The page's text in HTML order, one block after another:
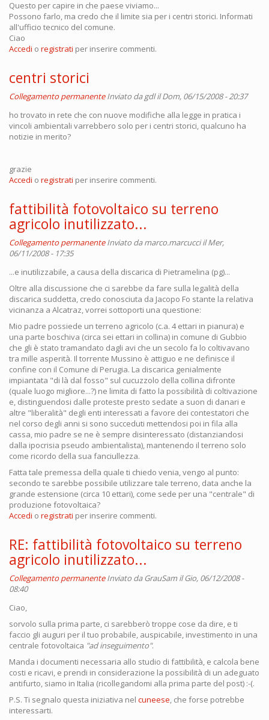
Questo per capire in che paese viviamo...
Possono farlo, ma credo che il limite sia per i centri storici. Informati
all'ufficio tecnico del comune.
Ciao
Accedi o registrati per inserire commenti.
centri storici
Collegamento permanente Inviato dagdlil Dom, 06/15/2008 - 20:37
ho trovato in rete che con nuove modifiche alla legge in pratica i
vincoli ambientali varrebbero solo per i centri storici, qualcuno ha
notizie in merito?
grazie
Accedi o registrati per inserire commenti.
fattibilità fotovoltaico su terreno
agricolo inutilizzato...
Collegamento permanente Inviato damarco.marcucciil Mer,
06/11/2008 - 17:35
...e inutilizzabile, a causa della discarica di Pietramelina (pg)...
Oltre alla discussione che ci sarebbe da fare sulla legalità della
discarica suddetta, credo conosciuta da Jacopo Fo stante la relativa
vicinanza a Alcatraz, vorrei sottoporti una questione:
Mio padre possiede un terreno agricolo (c.a. 4 ettari in pianura) e
una parte boschiva (circa sei ettari in collina) in comune di Gubbio
che gli è stato tramandato dagli avi che un secolo fa lo coltivavano
tra mille asperità. Il torrente Mussino è attiguo e ne definisce il
confine con il Comune di Perugia. La discarica genialmente
impiantata "di là dal fosso" sul cucuzzolo della collina difronte
(quale luogo migliore...?) ne limita di fatto la possibilità di coltivazione
e, distinguendosi dalle proteste presto sedate a suon di danari e
altre "liberalità" degli enti interessati a favore dei contestatori che
nel corso degli anni si sono succeduti mettendosi poi in fila alla
cassa, mio padre se ne è sempre disinteressato (distanziandosi
dalla ipocrisia pseudo ambientalista), mantenendo il terreno solo
come ricordo della sua fanciullezza.
Fatta tale premessa della quale ti chiedo venia, vengo al punto:
secondo te sarebbe possibile utilizzare tale terreno, data anche la
grande estensione (circa 10 ettari), come sede per una "centrale" di
produzione fotovoltaica?
Accedi o registrati per inserire commenti.
RE: fattibilità fotovoltaico su terreno
agricolo inutilizzato...
Collegamento permanente Inviato daGrauSamil Gio, 06/12/2008 -
08:40
Ciao,
sorvolo sulla prima parte, ci sarebberò troppe cose da dire, e ti
faccio gli auguri per il tuo probabile, auspicabile, investimento in una
centrale fotovoltaica "ad inseguimento".
Manda i documenti necessaria allo studio di fattibilità, e calcola bene
costi e ricavi, e prendi in considerazione la possibilità di un adeguato
antifurto, siamo in Italia (ricollegandomi alla prima parte del post) :-(.
P.S. Ti segnalo questa iniziativa nel cuneese , che forse potrebbe
interessarti.